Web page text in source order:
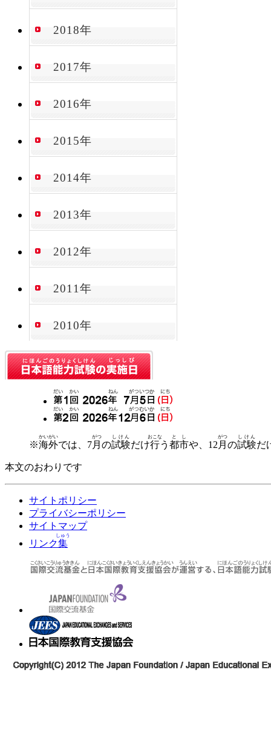
2018年
2017年
2016年
2015年
2014年
2013年
2012年
2011年
2010年
※海外
かいがい
では、7月
がつ
の試験
しけん
だけ行
おこな
う 都市
とし
や、12 月
がつ
の試験
しけん
だ
本文のおわりです
サイトポリシー
プライバシーポリシー
サイトマップ
リンク集
しゅう